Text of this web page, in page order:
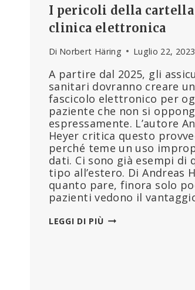
I pericoli della cartella
clinica elettronica
Di Norbert Häring Luglio 22, 2023
A partire dal 2025, gli
sanitari dovranno creare un
fascicolo elettronico per
paziente che non si
espressamente. L’autore
Heyer critica questo
perché teme un uso
dati. Ci sono già esempi di
tipo all’estero. Di Andreas
quanto pare, finora solo
pazienti vedono il
LEGGI DI PIÙI